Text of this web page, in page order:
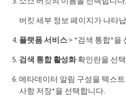
버킷 세부 정보 페이지가 나타
플랫폼 서비스> *검색 통합*을
검색 통합 활성화확인란을 선
메타데이터 알림 구성을 텍스
사항 저장*을 선택합니다.